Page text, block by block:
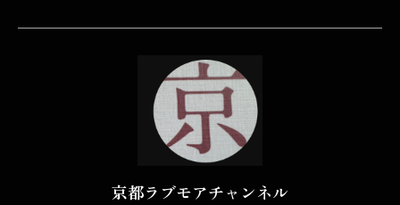
京都ラブモアチャンネル